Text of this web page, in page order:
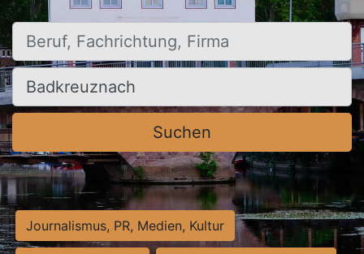
Beruf, Fachrichtung, Firma
Ort, Stadt
Suchen
Journalismus, PR, Medien, Kultur